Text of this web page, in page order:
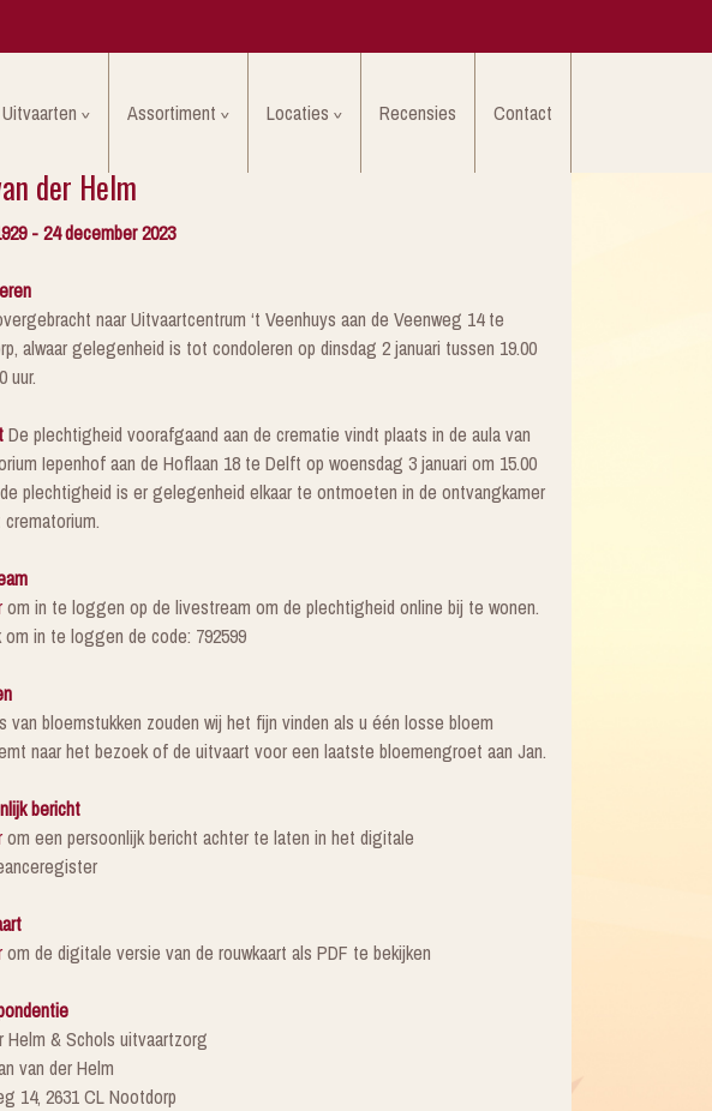
Uitvaarten Assortiment Locaties Recensies Contact
der Helm
- 24 december 2023
naar Uitvaartcentrum ‘t Veenhuys aan de Veenweg 14 te
alwaar gelegenheid is tot condoleren op dinsdag 2 januari tussen 19.00
uur.
De plechtigheid voorafgaand aan de crematie vindt plaats in de aula van
Iepenhof aan de Hoflaan 18 te Delft op woensdag 3 januari om 15.00
de plechtigheid is er gelegenheid elkaar te ontmoeten in de ontvangkamer
om in te loggen op de livestream om de plechtigheid online bij te wonen.
om in te loggen de code: 792599
van bloemstukken zouden wij het fijn vinden als u één losse bloem
naar het bezoek of de uitvaart voor een laatste bloemengroet aan Jan.
bericht
om een persoonlijk bericht achter te laten in het digitale
om de digitale versie van de rouwkaart als PDF te bekijken
Helm & Schols uitvaartzorg
van der Helm
14, 2631 CL Nootdorp